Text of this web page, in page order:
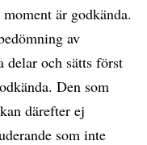
är godkända.
av
delar och sätts först
Den som
därefter ej
som inte